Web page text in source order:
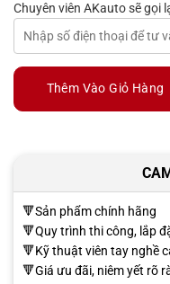
Chuyên viên AKauto sẽ gọi
Thêm Vào Giỏ Hàng
🔻Sản phẩm chính hãng
🔻Quy trình thi công, lắp
🔻Kỹ thuật viên tay nghề
🔻Giá ưu đãi, niêm yết rõ